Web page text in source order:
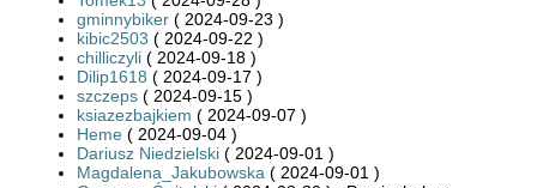
gminnybiker ( 2024-09-23 )
kibic2503 ( 2024-09-22 )
chilliczyli ( 2024-09-18 )
Dilip1618 ( 2024-09-17 )
szczeps ( 2024-09-15 )
ksiazezbajkiem ( 2024-09-07 )
Heme ( 2024-09-04 )
Dariusz Niedzielski ( 2024-09-01 )
Magdalena_Jakubowska ( 2024-09-01 )